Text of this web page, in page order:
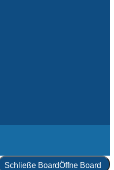
Schließe BoardÖffne Board